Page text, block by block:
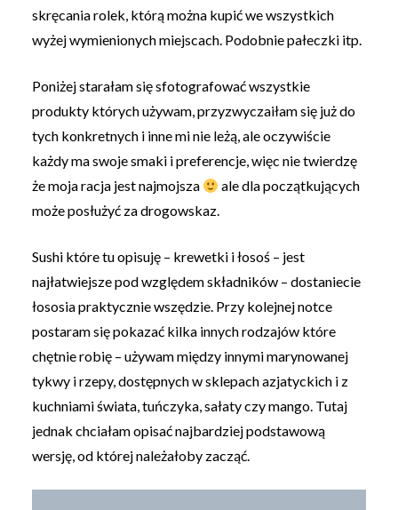
skręcania rolek, którą można kupić we wszystkich
wyżej wymienionych miejscach. Podobnie pałeczki itp.
Poniżej starałam się sfotografować wszystkie
produkty których używam, przyzwyczaiłam się już do
tych konkretnych i inne mi nie leżą, ale oczywiście
każdy ma swoje smaki i preferencje, więc nie twierdzę
że moja racja jest najmojsza
ale dla początkujących
może posłużyć za drogowskaz.
Sushi które tu opisuję – krewetki i łosoś – jest
najłatwiejsze pod względem składników – dostaniecie
łososia praktycznie wszędzie. Przy kolejnej notce
postaram się pokazać kilka innych rodzajów które
chętnie robię – używam między innymi marynowanej
tykwy i rzepy, dostępnych w sklepach azjatyckich i z
kuchniami świata, tuńczyka, sałaty czy mango. Tutaj
jednak chciałam opisać najbardziej podstawową
wersję, od której należałoby zacząć.